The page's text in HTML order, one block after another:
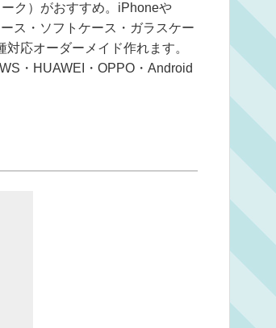
ク）がおすすめ。iPhoneや
ス・ソフトケース・ガラスケー
応オーダーメイド作れます。
・HUAWEI・OPPO・Android